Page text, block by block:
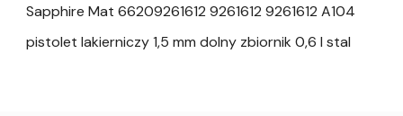
Sapphire Mat 66209261612 9261612 9261612 A104
pistolet lakierniczy 1,5 mm dolny zbiornik 0,6 l stal